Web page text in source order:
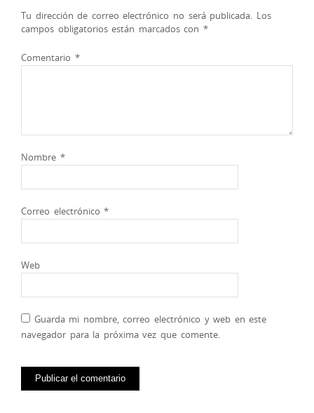
Tu dirección de correo electrónico no será publicada. Los
campos obligatorios están marcados con *
Comentario *
Nombre *
Correo electrónico*
Web
Guarda mi nombre, correo electrónico y web en este
navegador para la próxima vez que comente.